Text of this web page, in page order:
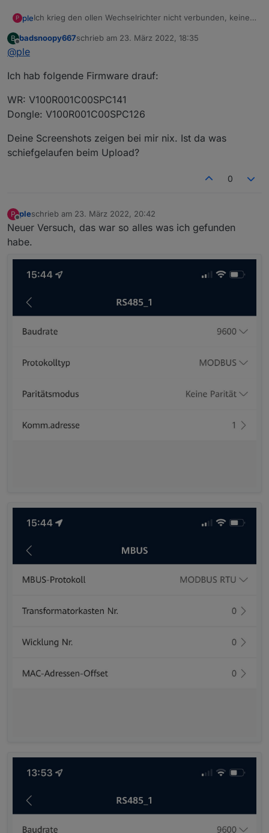
P pleIch krieg den ollen Wechselrichter nicht verbunden, keine
Welche Firmwareversionen habt ihr auf den WR und
WR = V100R001C20SPC112
ich habe mich mal direkt mit den WR verbunden sowie
wäre.
B
Offline
badsnoopy667schrieb am 23. März 2022, 18:35
zuletzt editiert von
@ple
Ich hab folgende Firmware drauf:
WR: V100R001C00SPC141
Dongle: V100R001C00SPC126
Deine Screenshots zeigen bei mir nix. Ist da was
schiefgelaufen beim Upload?
0
P
Offline
pleschrieb am 23. März 2022, 20:42
zuletzt editiert von
Neuer Versuch, das war so alles was ich gefunden
habe.